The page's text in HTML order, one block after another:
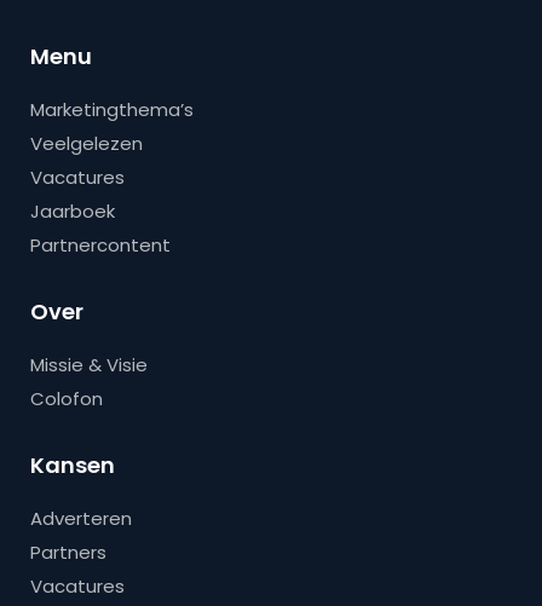
Menu
Marketingthema’s
Veelgelezen
Vacatures
Jaarboek
Partnercontent
Over
Missie & Visie
Colofon
Kansen
Adverteren
Partners
Vacatures